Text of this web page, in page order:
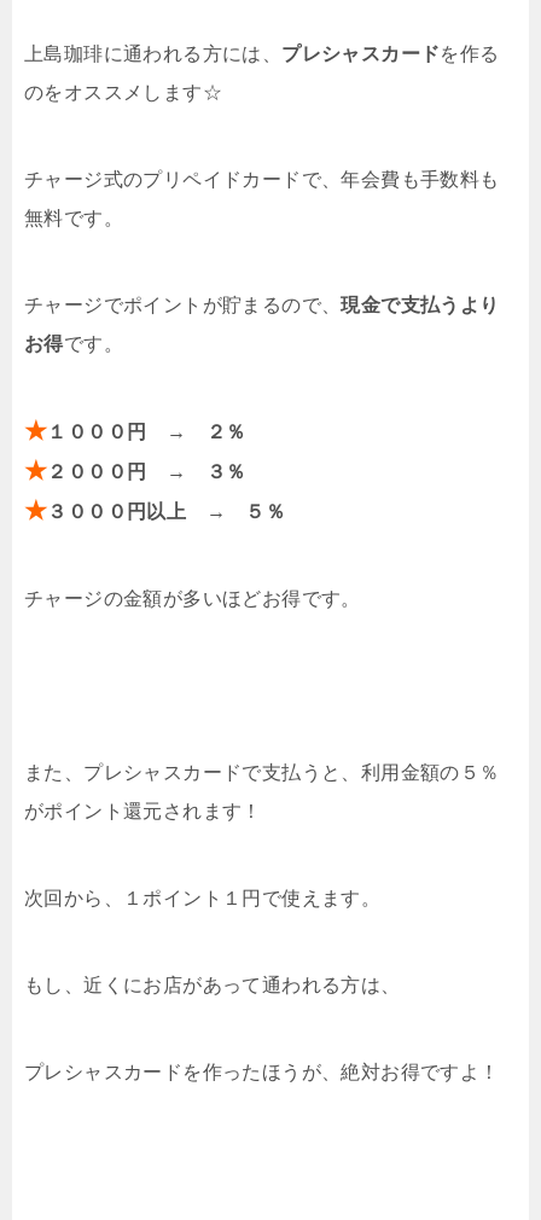
上島珈琲に通われる方には、 プレシャスカードを作る
のをオススメします☆
チャージ式のプリペイドカードで、年会費も手数料も
無料です。
チャージでポイントが貯まるので、現金で支払うより
お得です。
★ １０００円 → ２％
★ ２０００円 → ３％
★ ３０００円以上 → ５％
チャージの金額が多いほどお得です。
また、プレシャスカードで支払うと、利用金額の５％
がポイント還元されます！
次回から、１ポイント１円で使えます。
もし、近くにお店があって通われる方は、
プレシャスカードを作ったほうが、絶対お得ですよ！